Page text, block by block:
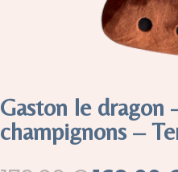
Gaston le dragon
champignons –